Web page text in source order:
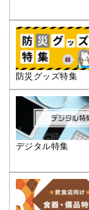
防災グッズ特集
デジタル特集